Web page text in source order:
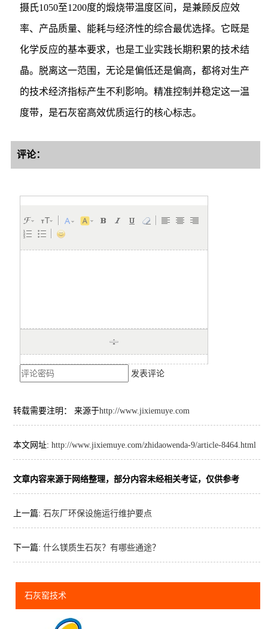
摄氏1050至1200度的煅烧带温度区间，是兼顾反应效
率、产品质量、能耗与经济性的综合最优选择。它既是
化学反应的基本要求，也是工业实践长期积累的技术结
晶。脱离这一范围，无论是偏低还是偏高，都将对生产
的技术经济指标产生不利影响。精准控制并稳定这一温
度带，是石灰窑高效优质运行的核心标志。
评论：
发表评论
转载需要注明： 来源于http://www.jixiemuye.com
本文网址: http://www.jixiemuye.com/zhidaowenda-9/article-8464.html
文章内容来源于网络整理，部分内容未经相关考证，仅供参考
上一篇: 石灰厂环保设施运行维护要点
下一篇: 什么镁质生石灰？有哪些通途？
石灰窑技术